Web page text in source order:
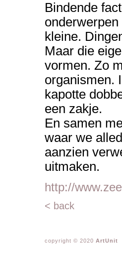
Bindende
kleine.
Maar die
vormen. Zo
organismen.
kapotte
een zakje.
En samen
waar we
aanzien
uitmaken.
http://
< back
copyright © 2020 ArtUnit